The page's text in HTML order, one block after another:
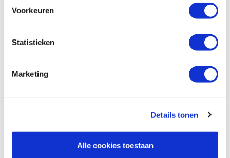
Voorkeuren
Statistieken
Marketing
Details tonen
Alle cookies toestaan
Reviews